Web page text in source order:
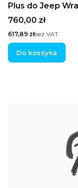
Plus do Jeep
Cena
760,00 zł
Cena
617,89 złbez VAT
Do koszyka